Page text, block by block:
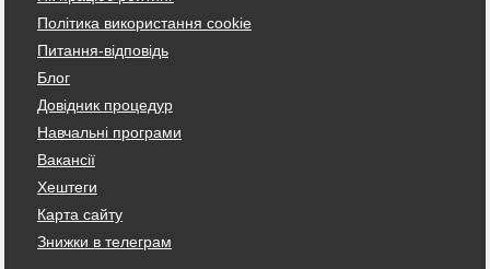
Політика використання cookie
Питання-відповідь
Блог
Довідник процедур
Навчальні програми
Вакансії
Хештеги
Карта сайту
Знижки в телеграм